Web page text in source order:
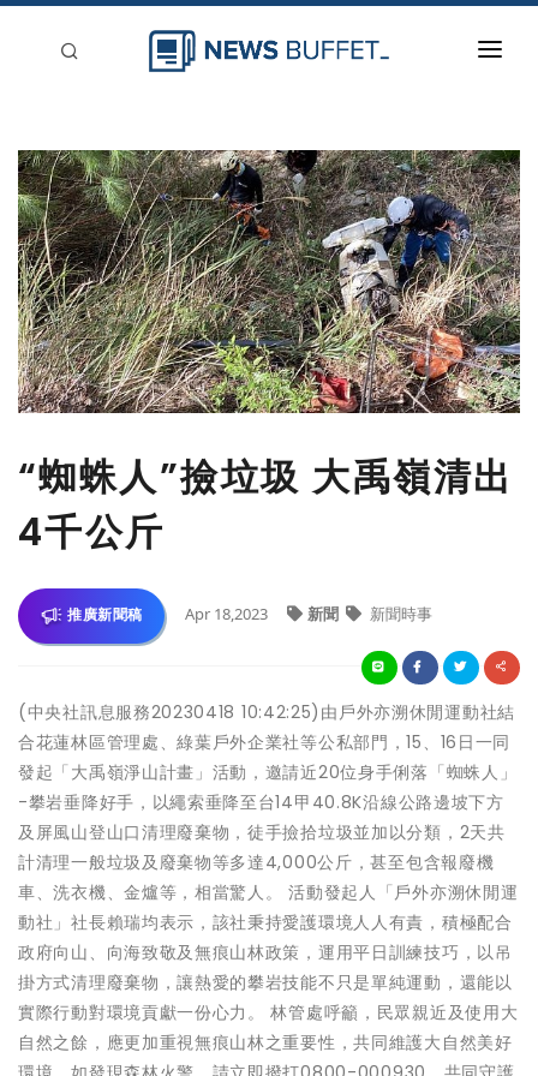
新聞稿分類
登入
刊登
“蜘蛛人”撿垃圾 大禹嶺清出
4千公斤
推廣新聞稿 Apr 18,2023 新聞 新聞時事
(中央社訊息服務20230418 10:42:25)由戶外亦溯休閒運動社結
合花蓮林區管理處、綠葉戶外企業社等公私部門，15、16日一同
發起「大禹嶺淨山計畫」活動，邀請近20位身手俐落「蜘蛛人」
-攀岩垂降好手，以繩索垂降至台14甲40.8K沿線公路邊坡下方
及屏風山登山口清理廢棄物，徒手撿拾垃圾並加以分類，2天共
計清理一般垃圾及廢棄物等多達4,000公斤，甚至包含報廢機
車、洗衣機、金爐等，相當驚人。 活動發起人「戶外亦溯休閒運
動社」社長賴瑞均表示，該社秉持愛護環境人人有責，積極配合
政府向山、向海致敬及無痕山林政策，運用平日訓練技巧，以吊
掛方式清理廢棄物，讓熱愛的攀岩技能不只是單純運動，還能以
實際行動對環境貢獻一份心力。 林管處呼籲，民眾親近及使用大
自然之餘，應更加重視無痕山林之重要性，共同維護大自然美好